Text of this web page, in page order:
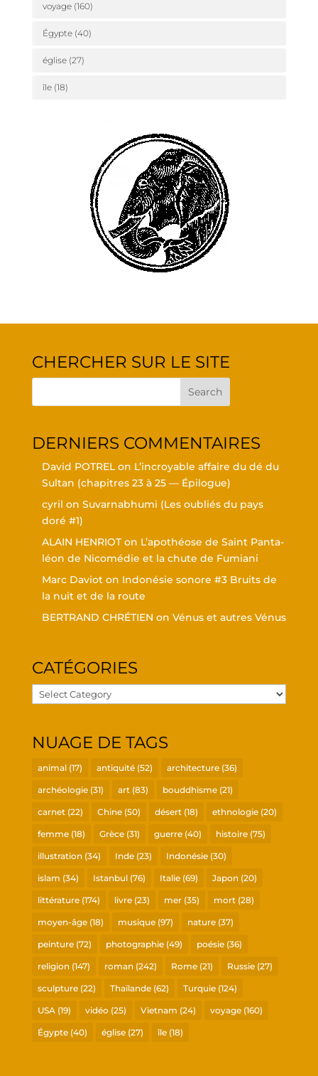
voyage(160)
Égypte(40)
église(27)
île(18)
CHER­CHER SUR LE SITE
DER­NIERS COMMENTAIRES
David POTRELon L’in­croyable affaire du dé du
Sul­tan (cha­pitres 23 à 25 — Épilogue)
cyril on Suvar­nabhu­mi (Les oubliés du pays
doré #1)
ALAIN HENRIOTon L’a­po­théose de Saint Pan­ta­
léon de Nico­mé­die et la chute de Fumiani
Marc Davioton Indo­né­sie sonore #3 Bruits de
la nuit et de la route
BERTRAND CHRÉTIEN on Vénus et autres Vénus
CATÉ­GO­RIES
Caté­
go­
NUAGE DE TAGS
animal(17) antiquité(52) architecture(36)
archéologie(31) art(83) bouddhisme(21)
carnet(22) Chine(50) désert(18) ethnologie(20)
femme(18) Grèce(31) guerre(40) histoire(75)
illustration(34) Inde(23) Indonésie(30)
islam (34) Istanbul(76) Italie(69) Japon(20)
littérature(174) livre(23) mer(35) mort(28)
moyen-âge(18) musique(97) nature(37)
peinture(72) photographie(49) poésie(36)
religion(147) roman(242) Rome(21) Russie(27)
sculpture(22) Thaïlande(62) Turquie(124)
USA(19) vidéo (25) Vietnam (24) voyage(160)
Égypte(40) église(27) île(18)